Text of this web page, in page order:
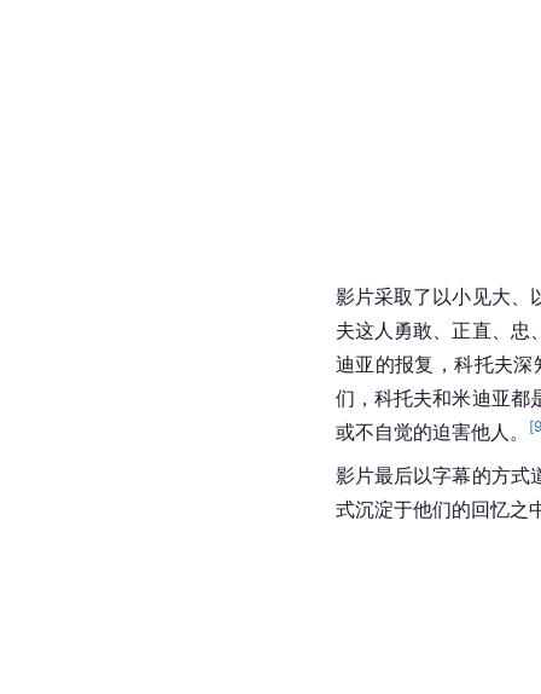
影片采取了以小见大、
夫这人勇敢、正直、忠
迪亚的报复，科托夫
们，科托夫和米迪亚都
或不自觉的迫害他人。
[
影片最后以字幕的方式
式沉淀于他们的回忆之